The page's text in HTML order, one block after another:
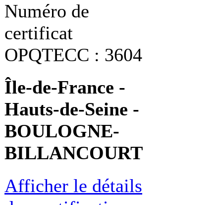
Numéro de
certificat
OPQTECC : 3604
Île-de-France -
Hauts-de-Seine -
BOULOGNE-
BILLANCOURT
Afficher le détails